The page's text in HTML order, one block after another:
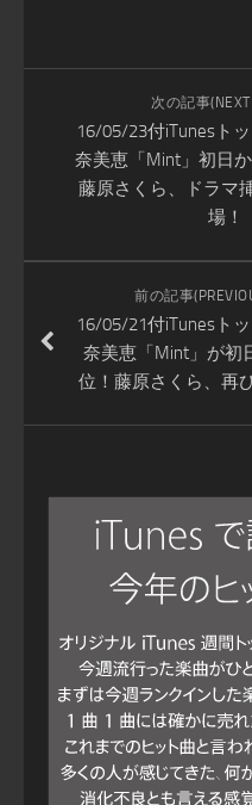
次の記事
16/05/23付iTunesト
奈美恵「Mint」初日
藤原さくら、ドラマ
場！
前の記事
16/05/21付iTunesト
奈美恵「Mint」が初
位！藤原さくら、再